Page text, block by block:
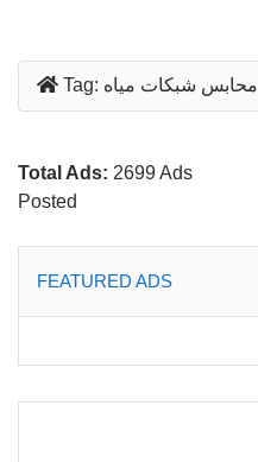
Tag: محابس شبكات مياه
Total Ads: 2699 Ads
Posted
FEATURED ADS